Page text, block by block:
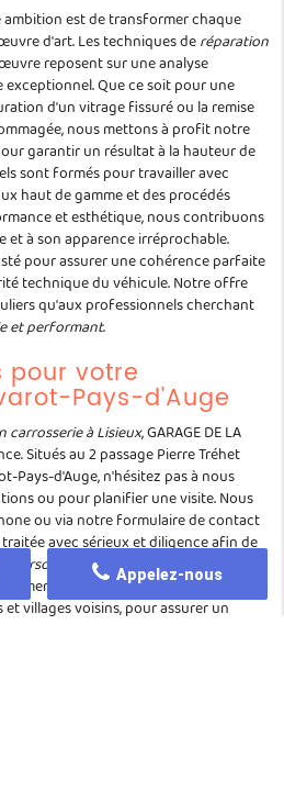
ambition est de transformer chaque
d'art. Les techniques deréparation
reposent sur une analyse
Que ce soit pour une
d'un vitrage fissuré ou la remise
nous mettons à profit notre
garantir un résultat à la hauteur de
sont formés pour travailler avec
haut de gamme et des procédés
et esthétique, nous contribuons
et à son apparence irréprochable.
pour assurer une cohérence parfaite
technique du véhicule. Notre offre
qu'aux professionnels cherchant
et performant.
pour votre
Pays-d'Auge
carrosserie à Lisieux, GARAGE DE LA
Situés au 2 passage Pierre Tréhet
Pays-d'Auge, n'hésitez pas à nous
ou pour planifier une visite. Nous
ou via notre formulaire de contact
avec sérieux et diligence afin de
personnalisédans les meilleurs délais.
dans la région, y compris à
et villages voisins, pour assurer un
Appelez-nous